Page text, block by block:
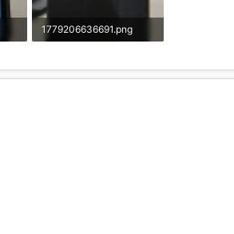
1779206636691.png